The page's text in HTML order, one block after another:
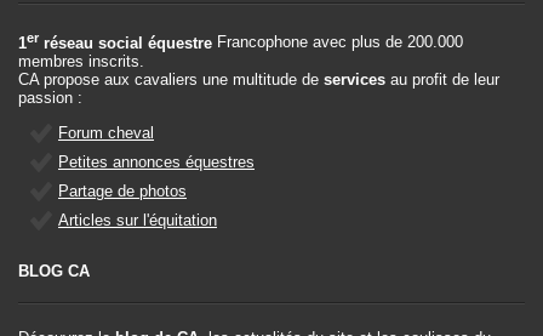
1er réseau social équestre Francophone avec plus de 200.000
membres inscrits.
CA propose aux cavaliers une multitude de services au profit de leur
passion :
Forum cheval
Petites annonces équestres
Partage de photos
Articles sur l'équitation
BLOG CA